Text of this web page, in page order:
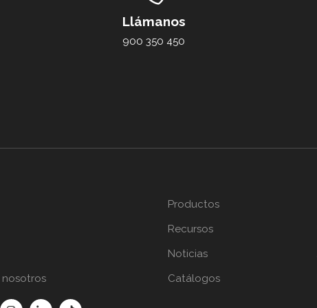
Llámanos
900 350 450
nosotros
Productos
Recursos
Noticias
Catálogos